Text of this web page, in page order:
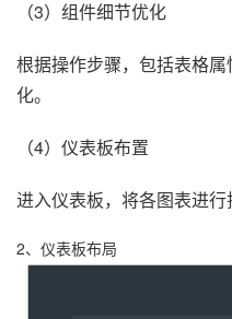
（3）组件细节优化
根据操作步骤，包括表格
化。
（4）仪表板布置
进入仪表板，将各图表进行
2、仪表板布局